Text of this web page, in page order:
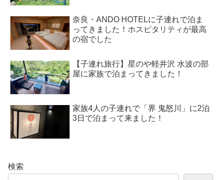
奈良・ANDO HOTELに子連れで泊ま
ってきました！ホスピタリティが最高
の宿でした
【子連れ旅行】星のや軽井沢 水波の部
屋に家族で泊まってきました！
家族4人の子連れで「界 鬼怒川」に2泊
3日で泊まって来ました！
検索